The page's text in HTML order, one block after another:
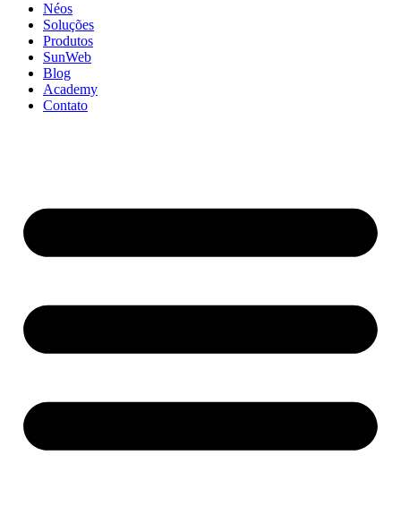
Néos
Soluções
Produtos
SunWeb
Blog
Academy
Contato